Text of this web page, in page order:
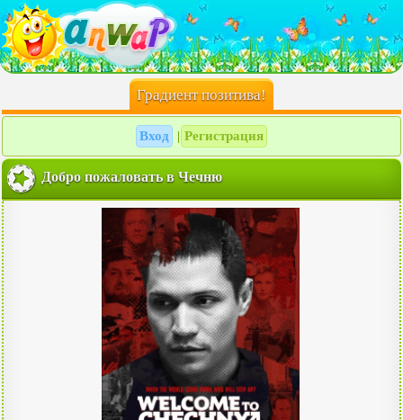
Градиент позитива!
Вход Регистрация
Добро пожаловать в Чечню